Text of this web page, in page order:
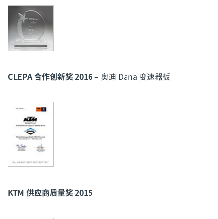
CLEPA 合作创新奖 2016– 奥迪 Dana 变速器板
KTM 供应商质量奖 2015